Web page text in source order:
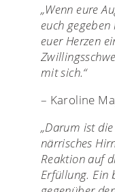
„Wenn eure
euch
euer Herzen
mit sich.“
– Karoline
„Darum ist
närrisches
Reaktion auf
Erfüllung. Ein